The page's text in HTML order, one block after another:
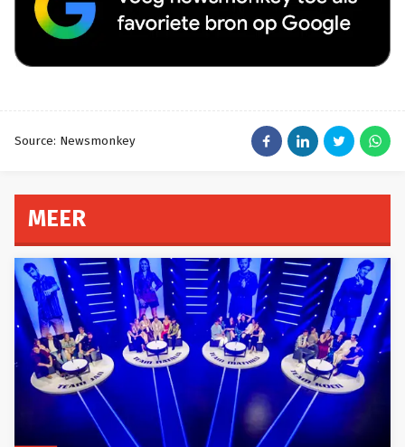
Source: Newsmonkey
MEER